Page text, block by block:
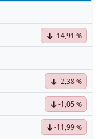
-14,91 %
-
Hauptdiskussion -2,38 %
-1,05 %
-11,99 %